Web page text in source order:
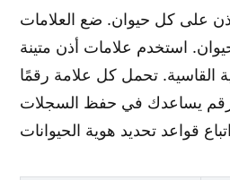
على كل حيوان. ضع العلامات
استخدم علامات أذن متينة
القاسية. تحمل كل علامة رقمًا
يساعدك في حفظ السجلات